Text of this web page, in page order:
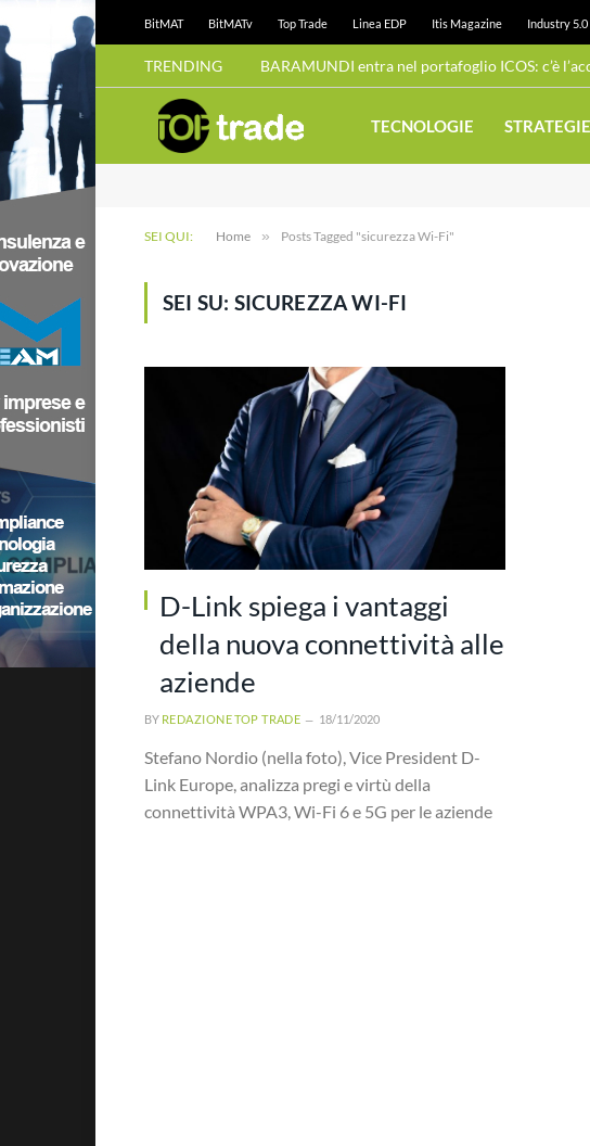
BitMAT BitMATv Top Trade Linea EDP Itis Magazine Industry 5.0
TRENDING BARAMUNDI entra nel portafoglio ICOS: c’è
TECNOLOGIE STRATEGIE
SEI QUI: Home » Posts Tagged "sicurezza Wi-Fi"
SEI SU: SICUREZZA WI-FI
D-Link spiega i vantaggi
della nuova connettività alle
aziende
BY REDAZIONE TOP TRADE 18/11/2020
Stefano Nordio (nella foto), Vice President D-
Link Europe, analizza pregi e virtù della
connettività WPA3, Wi-Fi 6 e 5G per le aziende